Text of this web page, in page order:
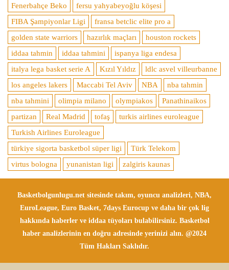
Fenerbahçe Beko
fersu yahyabeyoğlu köşesi
FIBA Şampiyonlar Ligi
fransa betclic elite pro a
golden state warriors
hazırlık maçları
houston rockets
iddaa tahmin
iddaa tahmini
ispanya liga endesa
italya lega basket serie A
Kızıl Yıldız
ldlc asvel villeurbanne
los angeles lakers
Maccabi Tel Aviv NBA
nba tahmin
nba tahmini
olimpia milano olympiakos
Panathinaikos
partizan
Real Madrid tofaş
turkis airlines euroleague
Turkish Airlines Euroleague
türkiye sigorta basketbol süper ligi
Türk Telekom
virtus bologna
yunanistan ligi zalgiris kaunas
Basketbolgunlugu.net sitesinde takım, oyuncu analizleri, NBA,
EuroLeague, Euro Basket, 7days Eurocup ve daha bir çok lig
hakkında haberler ve iddaa tüyoları bulabilirsiniz. Basketbol
haber analizlerinin en doğru adresinde yerinizi alın. @2024
Tüm Hakları Saklıdır.